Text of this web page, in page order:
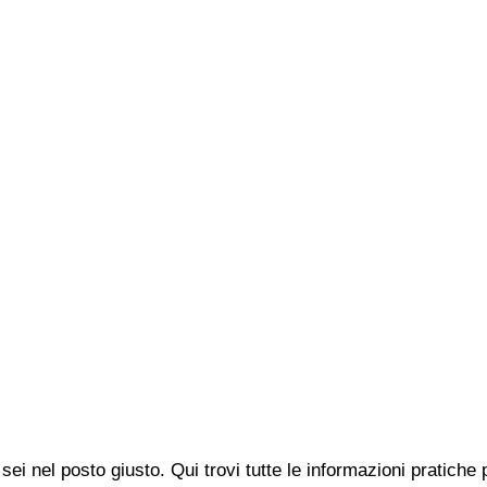
nel posto giusto. Qui trovi tutte le informazioni pratiche